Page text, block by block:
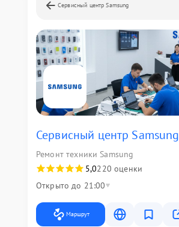
Сервисный центр Samsung
Сервисный центр Samsung
Ремонт техники Samsung
5,0220 оценки
Открыто до 21:00
Маршрут